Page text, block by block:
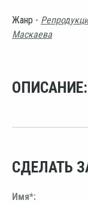
Жанр -
Маскаева
ОПИСАНИЕ:
СДЕЛАТЬ
Имя*: